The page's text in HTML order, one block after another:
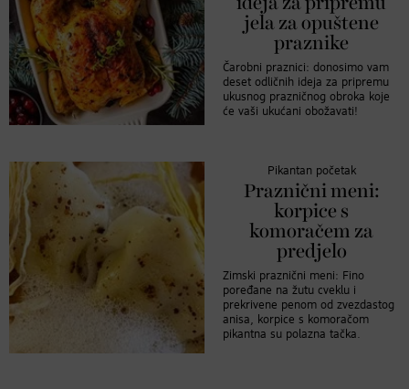
jela za opuštene
praznike
Čarobni praznici: donosimo vam
deset odličnih ideja za pripremu
ukusnog prazničnog obroka koje
će vaši ukućani obožavati!
Pikantan početak
Praznični meni:
korpice s
komoračem za
predjelo
Zimski praznični meni: Fino
poređane na žutu cveklu i
prekrivene penom od zvezdastog
anisa, korpice s komoračom
pikantna su polazna tačka.